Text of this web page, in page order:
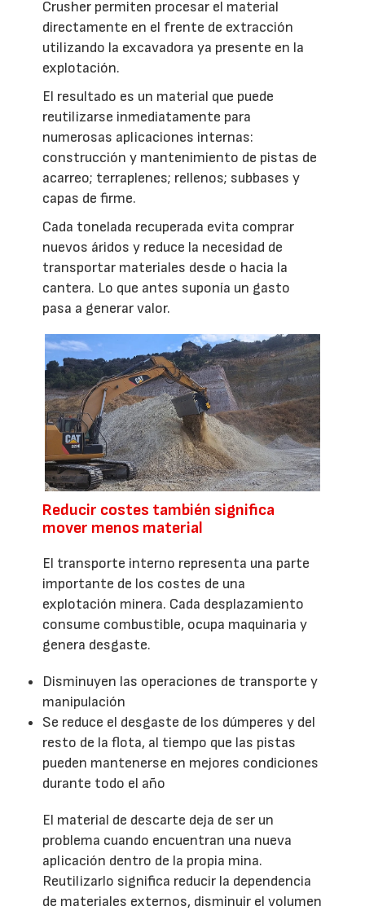
Crusher permiten procesar el material
directamente en el frente de extracción
utilizando la excavadora ya presente en la
explotación.
El resultado es un material que puede
reutilizarse inmediatamente para
numerosas aplicaciones internas:
construcción y mantenimiento de pistas de
acarreo; terraplenes; rellenos; subbases y
capas de firme.
Cada tonelada recuperada evita comprar
nuevos áridos y reduce la necesidad de
transportar materiales desde o hacia la
cantera. Lo que antes suponía un gasto
pasa a generar valor.
Reducir costes también significa
mover menos material
El transporte interno representa una parte
importante de los costes de una
explotación minera. Cada desplazamiento
consume combustible, ocupa maquinaria y
genera desgaste.
Disminuyen las operaciones de transporte y
manipulación
Se reduce el desgaste de los dúmperes y del
resto de la flota, al tiempo que las pistas
pueden mantenerse en mejores condiciones
durante todo el año
El material de descarte deja de ser un
problema cuando encuentran una nueva
aplicación dentro de la propia mina.
Reutilizarlo significa reducir la dependencia
de materiales externos, disminuir el volumen